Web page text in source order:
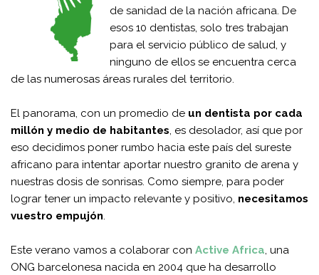
de sanidad de la nación africana. De
esos 10 dentistas, solo tres trabajan
para el servicio público de salud, y
ninguno de ellos se encuentra cerca
de las numerosas áreas rurales del territorio.
El panorama, con un promedio de un dentista por cada
millón y medio de habitantes, es desolador, así que por
eso decidimos poner rumbo hacia este país del sureste
africano para intentar aportar nuestro granito de arena y
nuestras dosis de sonrisas. Como siempre, para poder
lograr tener un impacto relevante y positivo, necesitamos
vuestro empujón.
Este verano vamos a colaborar con Active Africa, una
ONG barcelonesa nacida en 2004 que ha desarrollo